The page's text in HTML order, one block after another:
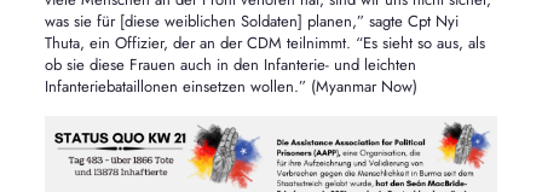
was sie für [diese weiblichen Soldaten] planen,” sagte Cpt Nyi
Thuta, ein Offizier, der an der CDM teilnimmt. “Es sieht so aus, als
ob sie diese Frauen auch in den Infanterie- und leichten
Infanteriebataillonen einsetzen wollen.” (Myanmar Now)